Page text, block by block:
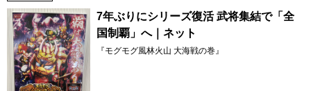
7年ぶりにシリーズ復活 武将集結で「全
国制覇」へ｜ネット
『モグモグ風林火山 大海戦の巻』